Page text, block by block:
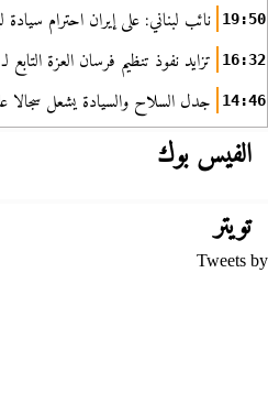
19:50 نائب لبناني: على إيران احترام
16:32 تزايد نفوذ تنظيم فرسان العزة
14:46 جدل السلاح والسيادة يشعل سجالا
الفيس بوك
تويتر
Tweets by